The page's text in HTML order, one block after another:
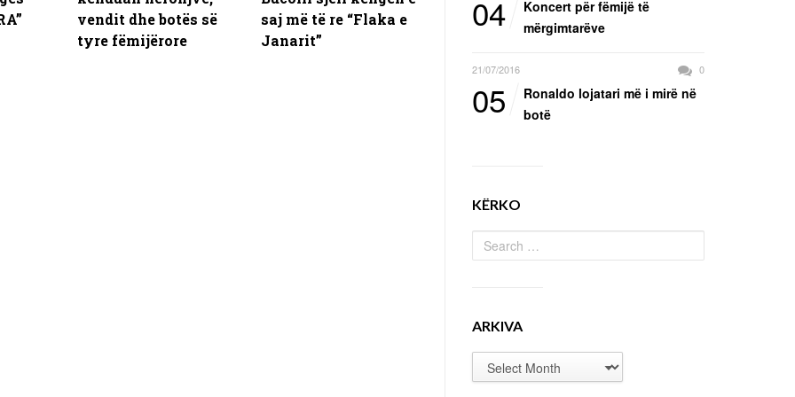
vendit dhe botës së
tyre fëmijërore
saj më të re “Flaka e
Janarit”
04
Koncert për fëmijë të
mërgimtarëve
21/07/2016 0
05
Ronaldo lojatari më i mirë në
botë
KËRKO
ARKIVA